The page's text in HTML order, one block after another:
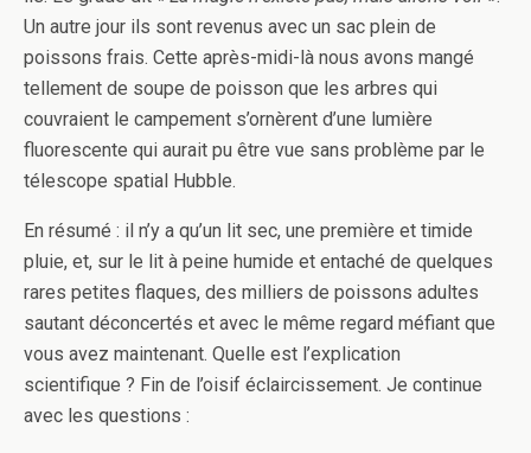
Un autre jour ils sont revenus avec un sac plein de
poissons frais. Cette après-midi-là nous avons mangé
tellement de soupe de poisson que les arbres qui
couvraient le campement s’ornèrent d’une lumière
fluorescente qui aurait pu être vue sans problème par le
télescope spatial Hubble.
En résumé : il n’y a qu’un lit sec, une première et timide
pluie, et, sur le lit à peine humide et entaché de quelques
rares petites flaques, des milliers de poissons adultes
sautant déconcertés et avec le même regard méfiant que
vous avez maintenant. Quelle est l’explication
scientifique ? Fin de l’oisif éclaircissement. Je continue
avec les questions :